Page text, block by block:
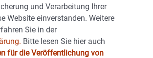
und Verarbeitung Ihrer
Website einverstanden. Weitere
Sie in der
Bitte lesen Sie hier auch
für die Veröffentlichung von